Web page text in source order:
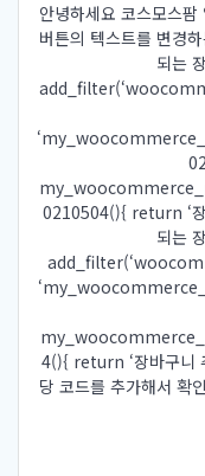
안녕하세요 코스모스
버튼의 텍스트를 변경
되는
0210504(){ return ‘
되는
4(){ return ‘장바구니
당 코드를 추가해서 확